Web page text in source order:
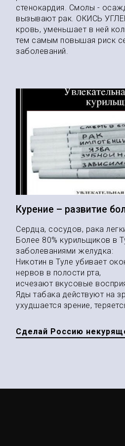
стенокардия. Смолы -
вызывают рак. ОКИСЬ
кровь, уменьшает в ней
тем самым повышая риск
заболеваний.
Курение – развитие
Сердца, сосудов, рака
Более 80% курильщиков в
заболеваниями желудка:
Никотин в Туле убивает
нервов в полости рта,
исчезают вкусовые
Яды табака действуют на
ухудшается зрение,
Сделай Россию